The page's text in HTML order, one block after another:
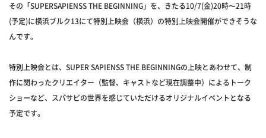
その「SUPERSAPIENSS THE BEGINNING」を、きたる10/7(金)20時〜21時
(予定)に横浜ブルク13にて特別上映会（横浜）の特別上映会開催ができそうな
んです。
特別上映会とは、SUPER SAPIENSS THE BEGINNINGの上映とあわせて、制
作に関わったクリエイター（監督、キャストなど現在調整中）によるトーク
ショーなど、スパサピの世界を感じていただけるオリジナルイベントとなる
予定です。